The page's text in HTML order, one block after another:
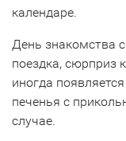
календаре.
День знакомства
поездка, сюрприз
иногда
печенья с
случае.